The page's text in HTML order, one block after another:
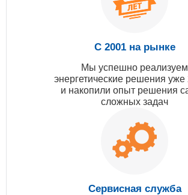
С 2001 на рынке
Мы успешно реализуем
энергетические решения уже
и накопили опыт решения
сложных задач
Сервисная служба